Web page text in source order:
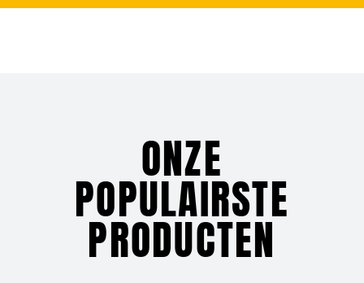
ONZE
POPULAIRSTE
PRODUCTEN